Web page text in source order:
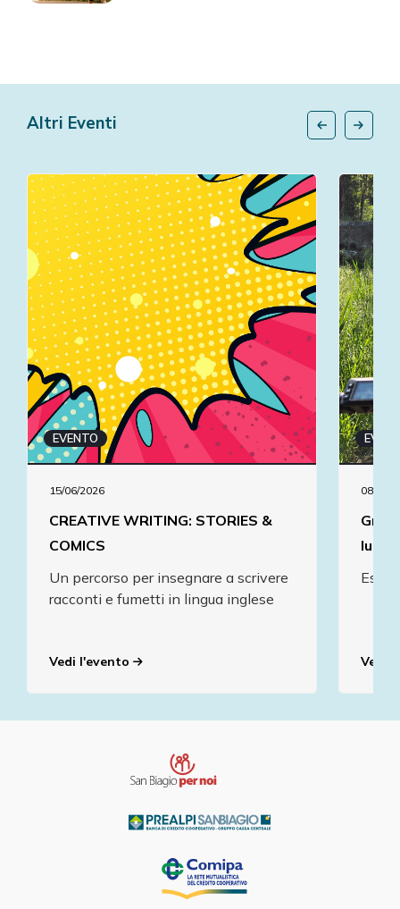
Altri Eventi
EVENTO
15/06/2026
CREATIVE WRITING: STORIES &
COMICS
Un percorso per insegnare a scrivere
racconti e fumetti in lingua inglese
Vedi l'evento
08/06/
Vedi